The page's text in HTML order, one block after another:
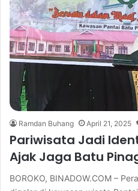
Ramdan Buhang April 21, 2025
Pariwisata Jadi
Ajak Jaga Batu
BOROKO, BINADOW.COM –